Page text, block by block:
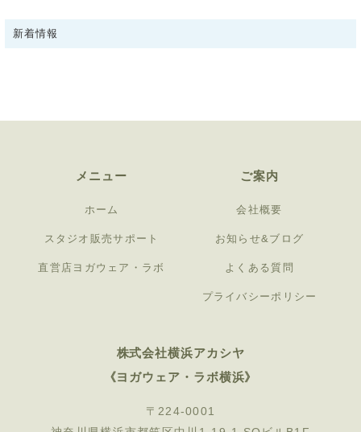
新着情報
メニュー
ホーム
スタジオ販売サポート
直営店ヨガウェア・ラボ
ご案内
会社概要
お知らせ&ブログ
よくある質問
プライバシーポリシー
株式会社横浜アカシヤ
《ヨガウェア・ラボ横浜》
〒224-0001